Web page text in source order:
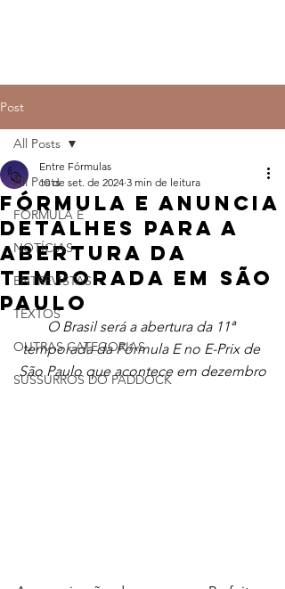
Post
All Posts
FÓRMULA E
NOTÍCIAS
ENTREVISTAS
TEXTOS
OUTRAS CATEGORIAS
SUSSURROS DO PADDOCK
All Posts
Fórmula E anuncia
detalhes para a
abertura da
temporada em São
Paulo
Entre Fórmulas
10 de set. de 2024 3 min de leitura
O Brasil será a abertura da 11ª
temporada da Fórmula E no E-Prix de
São Paulo que acontece em dezembro